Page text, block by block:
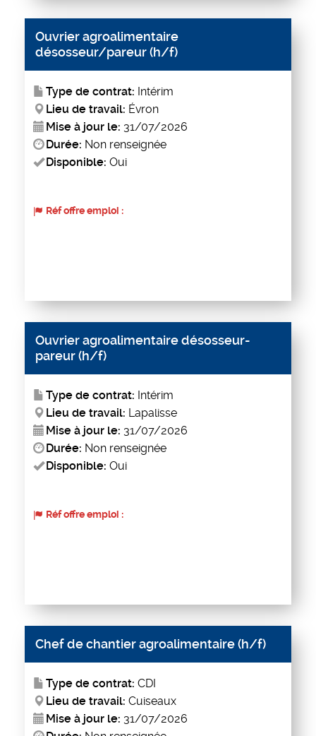
Ouvrier agroalimentaire
désosseur/pareur (h/f)
Type de contrat: Intérim
Lieu de travail: Évron
Mise à jour le: 31/07/2026
Durée: Non renseignée
Disponible: Oui
Réf offre emploi :
Ouvrier agroalimentaire désosseur-
pareur (h/f)
Type de contrat: Intérim
Lieu de travail: Lapalisse
Mise à jour le: 31/07/2026
Durée: Non renseignée
Disponible: Oui
Réf offre emploi :
Chef de chantier agroalimentaire (h/f)
Type de contrat: CDI
Lieu de travail: Cuiseaux
Mise à jour le: 31/07/2026